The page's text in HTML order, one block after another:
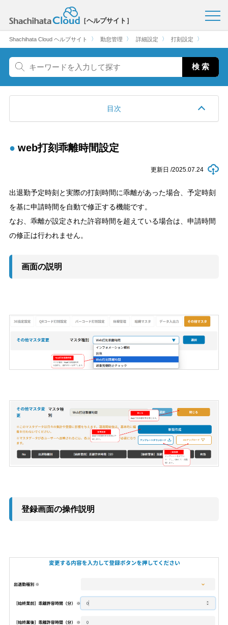
［ヘルプサイト］
Shachihata Cloud ヘルプサイト 〉 勤怠管理 〉 詳細設定 〉 打刻設定 〉
目次
web打刻乖離時間設定
更新日 /2025.07.24
出退勤予定時刻と実際の打刻時間に乖離があった場合、予定時刻
を基に申請時間を自動で修正する機能です。
なお、乖離が設定された許容時間を超えている場合は、申請時間
の修正は行われません。
画面の説明
登録画面の操作説明